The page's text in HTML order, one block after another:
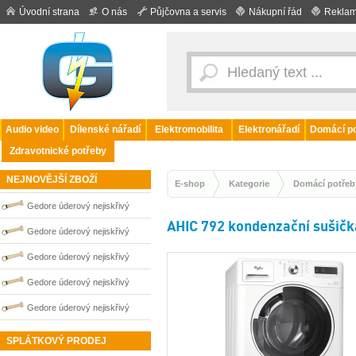
Úvodní strana O nás Půjčovna a servis Nákupní řád
Audio video Dílenské nářadí Elektromobilita Elektronářadí
Domácí
Zdravotnické potřeby
NEJNOVĚJŠÍ ZBOŽÍ
Gedore úderový nejiskřivý
plochý klíč vyhnutý 46 mm
0100255S
Gedore úderový nejiskřivý
plochý klíč vyhnutý 60 mm
0100258S
Gedore úderový nejiskřivý
plochý klíč vyhnutý 27 mm
0100250S
Gedore úderový nejiskřivý
plochý klíč vyhnutý 41 mm
0100254S
Gedore úderový nejiskřivý
plochý klíč vyhnutý 55 mm
SPLÁTKOVÝ PRODEJ
E-shop Kategorie Domácí
AHIC 792 kondenzační